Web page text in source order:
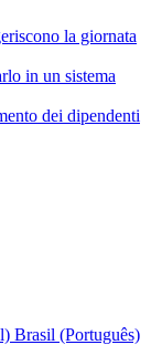
la giornata
in un sistema
dei dipendenti
Brasil (Português)